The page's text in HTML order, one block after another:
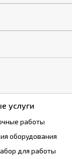
услуги
работы
оборудования
для работы